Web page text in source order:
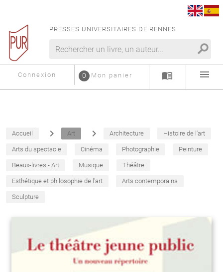
PRESSES UNIVERSITAIRES DE RENNES
search
Connexion Mon panier
0 menu_book menu
Accueil navigate_next Art navigate_next Architecture Histoire de l'art
Arts du spectacle Cinéma Photographie Peinture
Beaux-livres - Art Musique Théâtre
Esthétique et philosophie de l'art Arts contemporains
Sculpture